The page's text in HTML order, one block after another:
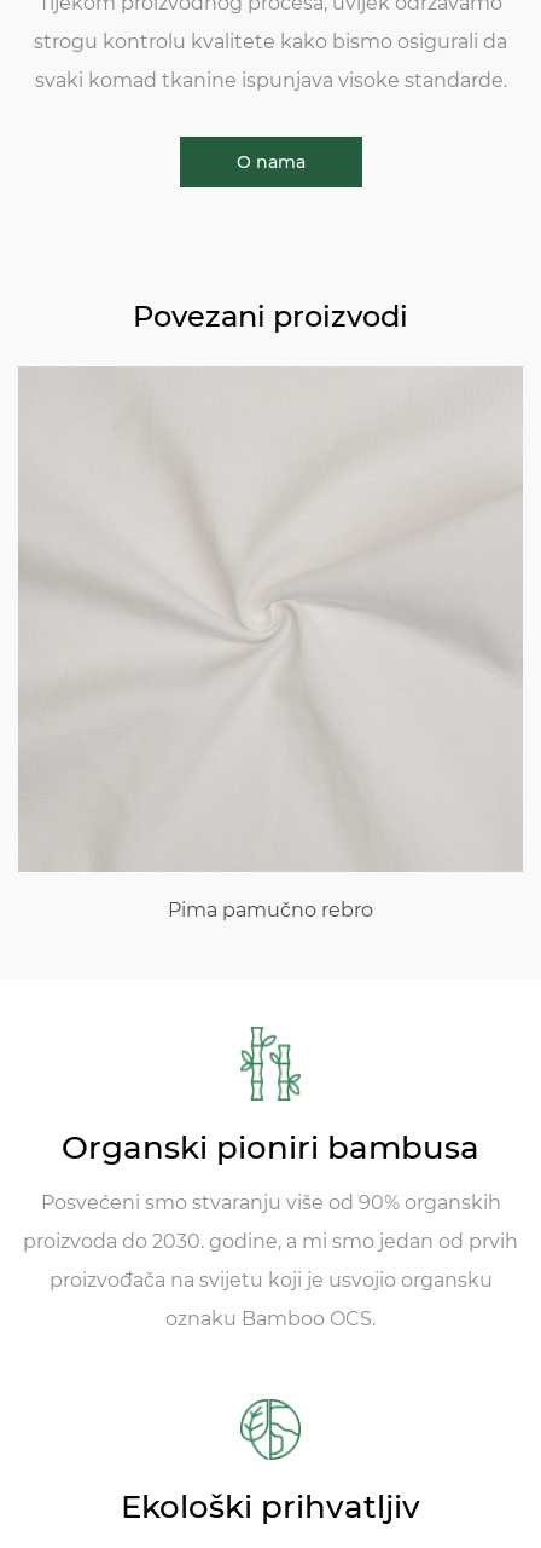
strogu kontrolu kvalitete kako bismo osigurali da
svaki komad tkanine ispunjava visoke standarde.
O nama
Povezani proizvodi
Pima pamučni dres
Organski pioniri bambusa
Posvećeni smo stvaranju više od 90% organskih
proizvoda do 2030. godine, a mi smo jedan od prvih
proizvođača na svijetu koji je usvojio organsku
oznaku Bamboo OCS.
Ekološki prihvatljiv